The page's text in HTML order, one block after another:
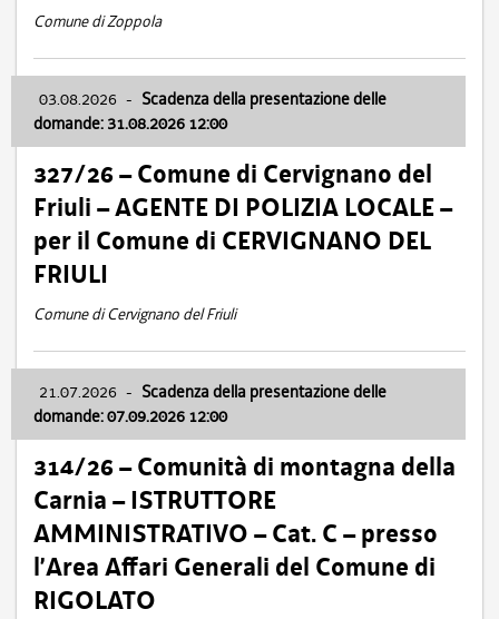
Comune di Zoppola
03.08.2026 - Scadenza della presentazione delle
domande: 31.08.2026 12:00
327/26 – Comune di Cervignano del
Friuli – AGENTE DI POLIZIA LOCALE –
per il Comune di CERVIGNANO DEL
FRIULI
Comune di Cervignano del Friuli
21.07.2026 - Scadenza della presentazione delle
domande: 07.09.2026 12:00
314/26 – Comunità di montagna della
Carnia – ISTRUTTORE
AMMINISTRATIVO – Cat. C – presso
l’Area Affari Generali del Comune di
RIGOLATO